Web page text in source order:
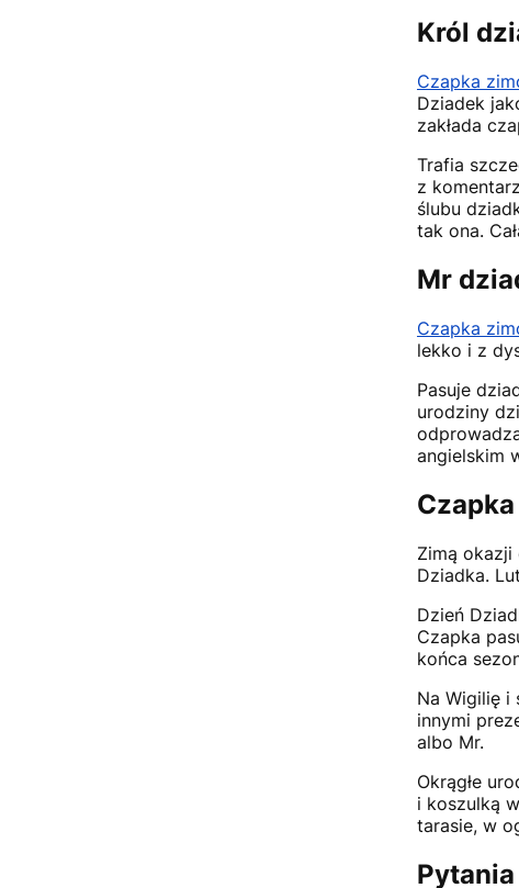
Król
Czapka
Dziadek
zakłada
Trafia
z
ślubu
tak ona.
Mr
Czapka
lekko i z
Pasuje
urodziny
angielskim
Zimą
Dziadka.
Dzień
Czapka
końca
Na Wigilię i
innymi
albo Mr.
Okrągłe
i koszulką
tarasie, w